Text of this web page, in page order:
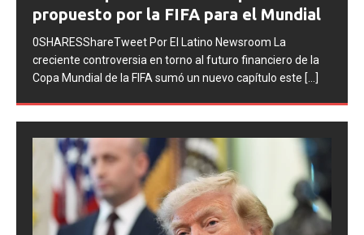
la final del Mundial 2026
0SHARESShareTweet Por El Latino Newsroom La FIFA
inició una serie de procesos disciplinarios contra la
Asociación del Fútbol Argentino (AFA), cuatro integrantes
de la selección